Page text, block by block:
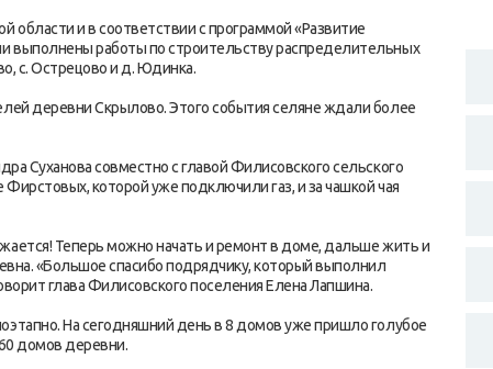
области и в соответствии с программой «Развитие
выполнены работы по строительству распределительных
с. Острецово и д. Юдинка.
деревни Скрылово. Этого события селяне ждали более
Суханова совместно с главой Филисовского сельского
которой уже подключили газ, и за чашкой чая
Теперь можно начать и ремонт в доме, дальше жить и
«Большое спасибо подрядчику, который выполнил
глава Филисовского поселения Елена Лапшина.
На сегодняшний день в 8 домов уже пришло голубое
домов деревни.